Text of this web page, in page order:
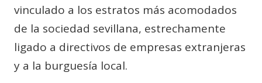
vinculado a los estratos más acomodados
de la sociedad sevillana, estrechamente
ligado a directivos de empresas extranjeras
y a la burguesía local.